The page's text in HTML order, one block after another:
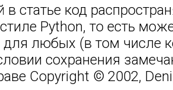
статье код
Python, то есть
для любых (в том числе
сохранения
Copyright © 2002,